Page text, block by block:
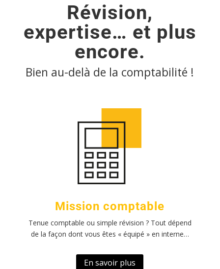
Révision,
expertise… et plus
encore.
Bien au-delà de la comptabilité !
Mission comptable
Tenue comptable ou simple révision ? Tout dépend
de la façon dont vous êtes « équipé » en interne…
En savoir plus